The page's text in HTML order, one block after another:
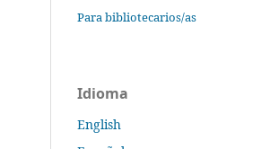
Para bibliotecarios/as
Idioma
English